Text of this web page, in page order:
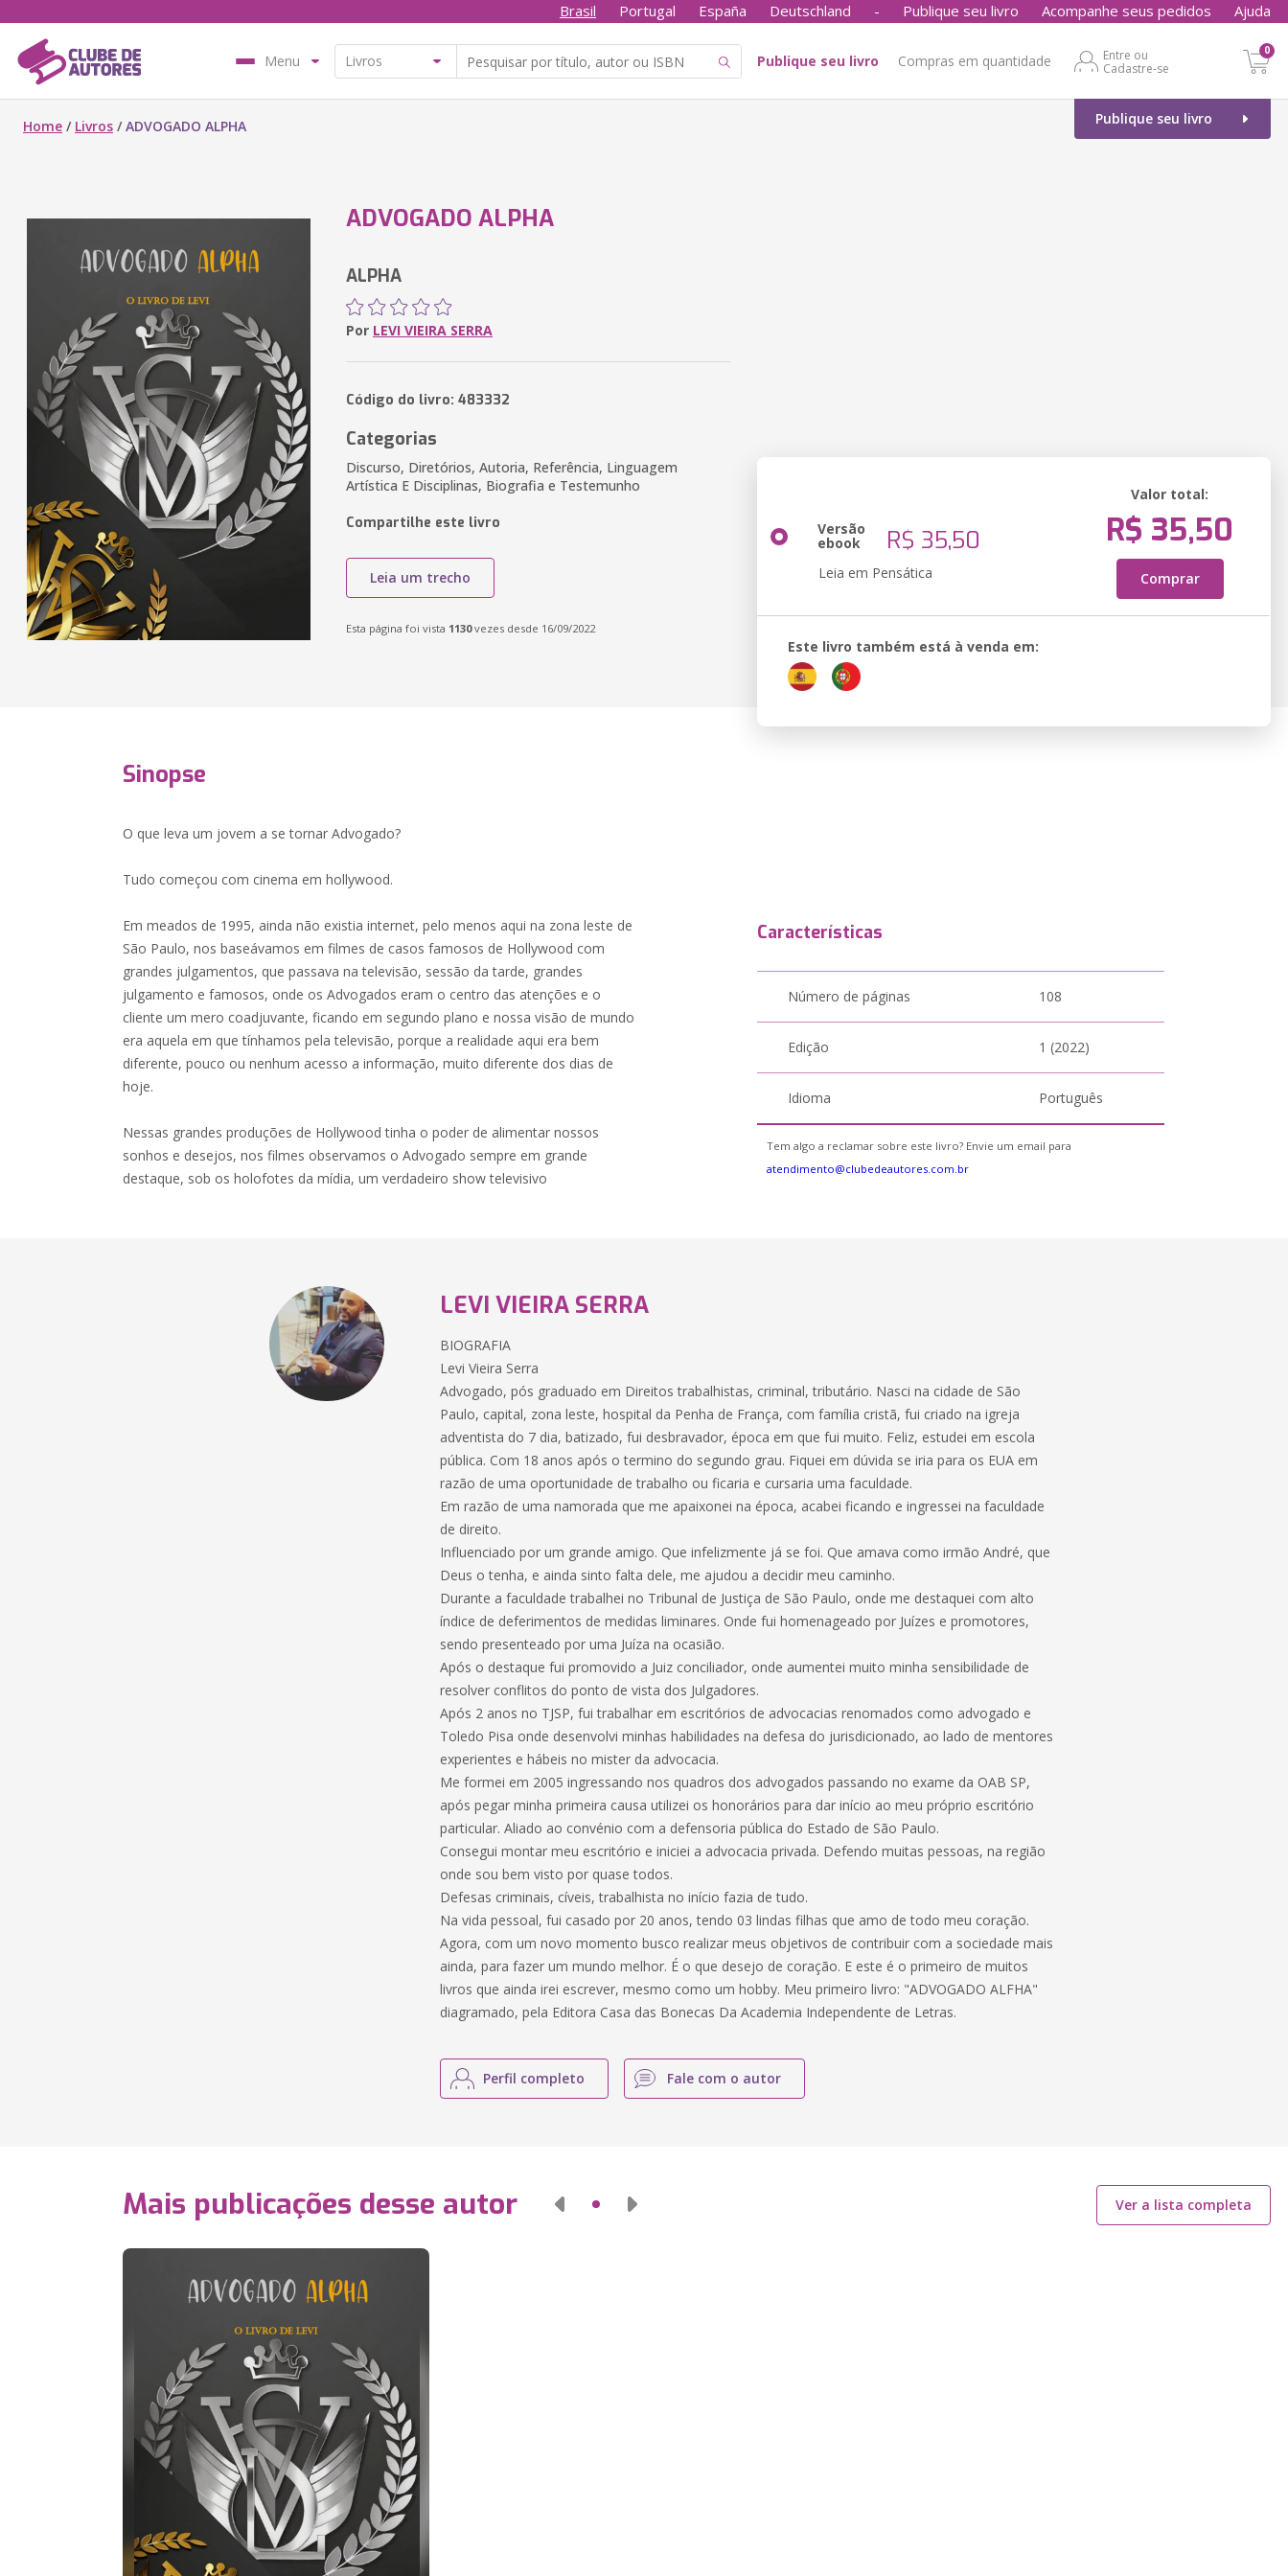
Brasil Portugal España Deutschland - Publique seu livro Acompanhe seus pedidos Ajuda
Menu Publique seu livro Compras em quantidade
Entre ou
Cadastre-se
0
Publique seu livro
Home / Livros /ADVOGADO ALPHA
ADVOGADO ALPHA
ALPHA
Por LEVI VIEIRA SERRA
Código do livro: 483332
Categorias
Discurso, Diretórios, Autoria, Referência, Linguagem
Artística E Disciplinas, Biografia e Testemunho
Compartilhe este livro
Leia um trecho
Esta página foi vista 1130vezes desde 16/09/2022
Versão
ebook R$ 35,50
Leia em Pensática
Valor total:
R$ 35,50
Comprar
Este livro também está à venda em:
Sinopse
O que leva um jovem a se tornar Advogado?
Tudo começou com cinema em hollywood.
Em meados de 1995, ainda não existia internet, pelo menos aqui na zona leste de
São Paulo, nos baseávamos em filmes de casos famosos de Hollywood com
grandes julgamentos, que passava na televisão, sessão da tarde, grandes
julgamento e famosos, onde os Advogados eram o centro das atenções e o
cliente um mero coadjuvante, ficando em segundo plano e nossa visão de mundo
era aquela em que tínhamos pela televisão, porque a realidade aqui era bem
diferente, pouco ou nenhum acesso a informação, muito diferente dos dias de
hoje.
Nessas grandes produções de Hollywood tinha o poder de alimentar nossos
sonhos e desejos, nos filmes observamos o Advogado sempre em grande
destaque, sob os holofotes da mídia, um verdadeiro show televisivo
Características
Número de páginas 108
Edição 1 (2022)
Idioma Português
Tem algo a reclamar sobre este livro? Envie um email para
atendimento@clubedeautores.com.br
LEVI VIEIRA SERRA
BIOGRAFIA
Levi Vieira Serra
Advogado, pós graduado em Direitos trabalhistas, criminal, tributário. Nasci na cidade de São
Paulo, capital, zona leste, hospital da Penha de França, com família cristã, fui criado na igreja
adventista do 7 dia, batizado, fui desbravador, época em que fui muito. Feliz, estudei em escola
pública. Com 18 anos após o termino do segundo grau. Fiquei em dúvida se iria para os EUA em
razão de uma oportunidade de trabalho ou ficaria e cursaria uma faculdade.
Em razão de uma namorada que me apaixonei na época, acabei ficando e ingressei na faculdade
de direito.
Influenciado por um grande amigo. Que infelizmente já se foi. Que amava como irmão André, que
Deus o tenha, e ainda sinto falta dele, me ajudou a decidir meu caminho.
Durante a faculdade trabalhei no Tribunal de Justiça de São Paulo, onde me destaquei com alto
índice de deferimentos de medidas liminares. Onde fui homenageado por Juízes e promotores,
sendo presenteado por uma Juíza na ocasião.
Após o destaque fui promovido a Juiz conciliador, onde aumentei muito minha sensibilidade de
resolver conflitos do ponto de vista dos Julgadores.
Após 2 anos no TJSP, fui trabalhar em escritórios de advocacias renomados como advogado e
Toledo Pisa onde desenvolvi minhas habilidades na defesa do jurisdicionado, ao lado de mentores
experientes e hábeis no mister da advocacia.
Me formei em 2005 ingressando nos quadros dos advogados passando no exame da OAB SP,
após pegar minha primeira causa utilizei os honorários para dar início ao meu próprio escritório
particular. Aliado ao convénio com a defensoria pública do Estado de São Paulo.
Consegui montar meu escritório e iniciei a advocacia privada. Defendo muitas pessoas, na região
onde sou bem visto por quase todos.
Defesas criminais, cíveis, trabalhista no início fazia de tudo.
Na vida pessoal, fui casado por 20 anos, tendo 03 lindas filhas que amo de todo meu coração.
Agora, com um novo momento busco realizar meus objetivos de contribuir com a sociedade mais
ainda, para fazer um mundo melhor. É o que desejo de coração. E este é o primeiro de muitos
livros que ainda irei escrever, mesmo como um hobby. Meu primeiro livro: "ADVOGADO ALFHA"
diagramado, pela Editora Casa das Bonecas Da Academia Independente de Letras.
Perfil completo Fale com o autor
Mais publicações desse autor Ver a lista completa